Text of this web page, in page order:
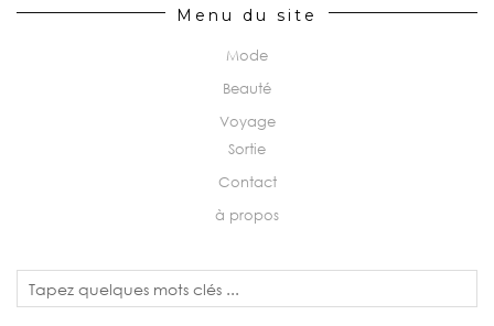
Menu du site
Mode
Beauté
Voyage
Sortie
Contact
à propos